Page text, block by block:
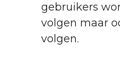
gebruikers
volgen maar
volgen.